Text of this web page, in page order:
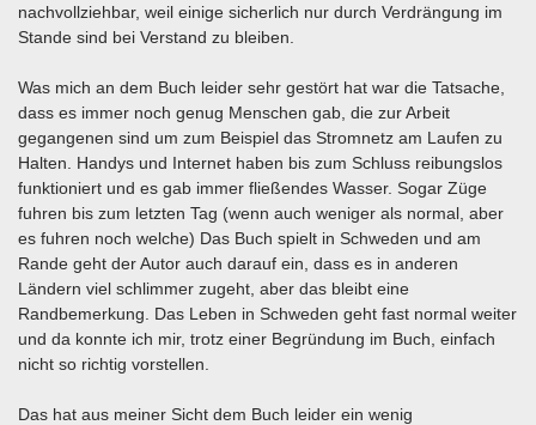
nachvollziehbar, weil einige sicherlich nur durch Verdrängung im
Stande sind bei Verstand zu bleiben.
Was mich an dem Buch leider sehr gestört hat war die Tatsache,
dass es immer noch genug Menschen gab, die zur Arbeit
gegangenen sind um zum Beispiel das Stromnetz am Laufen zu
Halten. Handys und Internet haben bis zum Schluss reibungslos
funktioniert und es gab immer fließendes Wasser. Sogar Züge
fuhren bis zum letzten Tag (wenn auch weniger als normal, aber
es fuhren noch welche) Das Buch spielt in Schweden und am
Rande geht der Autor auch darauf ein, dass es in anderen
Ländern viel schlimmer zugeht, aber das bleibt eine
Randbemerkung. Das Leben in Schweden geht fast normal weiter
und da konnte ich mir, trotz einer Begründung im Buch, einfach
nicht so richtig vorstellen.
Das hat aus meiner Sicht dem Buch leider ein wenig